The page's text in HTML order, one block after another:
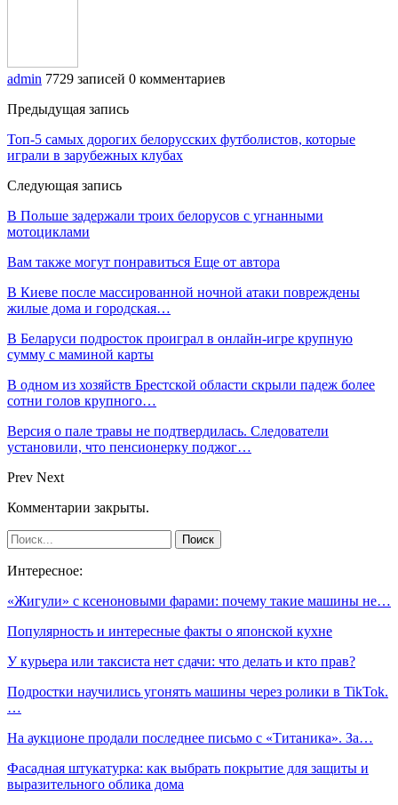
admin 7729 записей 0 комментариев
Предыдущая запись
​Топ-5 самых дорогих белорусских футболистов, которые
играли в зарубежных клубах
Следующая запись
В Польше задержали троих белорусов с угнанными
мотоциклами
Вам также могут понравиться Еще от автора
В Киеве после массированной ночной атаки повреждены
жилые дома и городская…
В Беларуси подросток проиграл в онлайн-игре крупную
сумму с маминой карты
В одном из хозяйств Брестской области скрыли падеж более
сотни голов крупного…
Версия о пале травы не подтвердилась. Следователи
установили, что пенсионерку поджог…
Prev Next
Комментарии закрыты.
Интересное:
«Жигули» с ксеноновыми фарами: почему такие машины не…
Популярность и интересные факты о японской кухне
У курьера или таксиста нет сдачи: что делать и кто прав?
Подростки научились угонять машины через ролики в TikTok.
…
На аукционе продали последнее письмо с «Титаника». За…
Фасадная штукатурка: как выбрать покрытие для защиты и
выразительного облика дома